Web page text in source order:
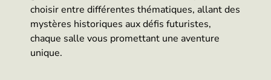
choisir entre différentes thématiques, allant des
mystères historiques aux défis futuristes,
chaque salle vous promettant une aventure
unique.